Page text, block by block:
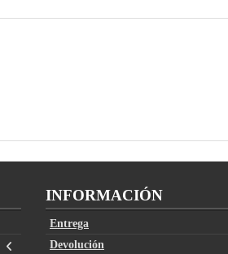
INFORMACIÓN
Entrega
Devolución